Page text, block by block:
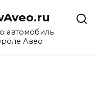
автомобиль
Авео